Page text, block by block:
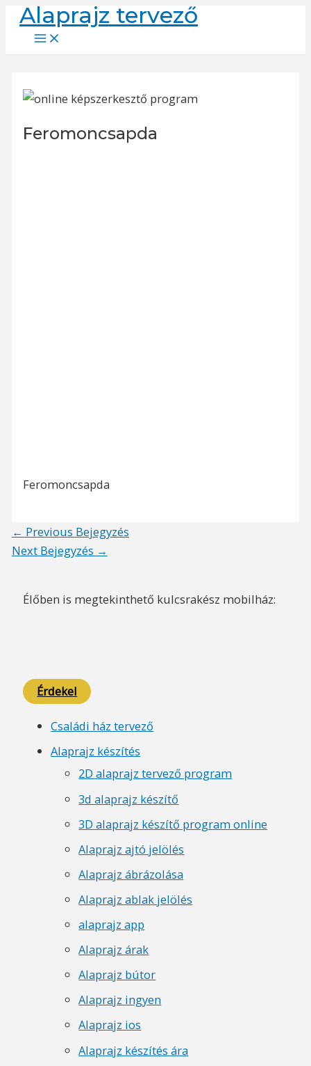
SkipAlaprajz tervező
Main
Menu
Feromoncsapda
Feromoncsapda
Post
navigation
← Previous Bejegyzés
Next Bejegyzés →
Élőben is megtekinthető kulcsrakész mobilház:
Érdekel
Családi ház tervező
Alaprajz készítés
2D alaprajz tervező program
3d alaprajz készítő
3D alaprajz készítő program online
Alaprajz ajtó jelölés
Alaprajz ábrázolása
Alaprajz ablak jelölés
alaprajz app
Alaprajz árak
Alaprajz bútor
Alaprajz ingyen
Alaprajz ios
Alaprajz készítés ára